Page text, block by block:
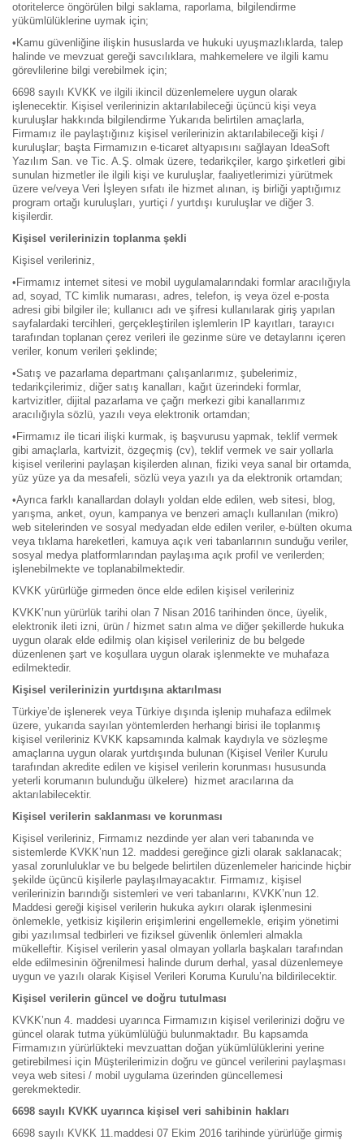
otoritelerce öngörülen bilgi saklama, raporlama, bilgilendirme
yükümlülüklerine uymak için;
• Kamu güvenliğine ilişkin hususlarda ve hukuki uyuşmazlıklarda, talep
halinde ve mevzuat gereği savcılıklara, mahkemelere ve ilgili kamu
görevlilerine bilgi verebilmek için;
6698 sayılı KVKK ve ilgili ikincil düzenlemelere uygun olarak
işlenecektir. Kişisel verilerinizin aktarılabileceği üçüncü kişi veya
kuruluşlar hakkında bilgilendirme Yukarıda belirtilen amaçlarla,
Firmamız ile paylaştığınız kişisel verilerinizin aktarılabileceği kişi /
kuruluşlar; başta Firmamızın e-ticaret altyapısını sağlayan IdeaSoft
Yazılım San. ve Tic. A.Ş. olmak üzere, tedarikçiler, kargo şirketleri gibi
sunulan hizmetler ile ilgili kişi ve kuruluşlar, faaliyetlerimizi yürütmek
üzere ve/veya Veri İşleyen sıfatı ile hizmet alınan, iş birliği yaptığımız
program ortağı kuruluşları, yurtiçi / yurtdışı kuruluşlar ve diğer 3.
kişilerdir.
Kişisel verilerinizin toplanma şekli
Kişisel verileriniz,
• Firmamız internet sitesi ve mobil uygulamalarındaki formlar aracılığıyla
ad, soyad, TC kimlik numarası, adres, telefon, iş veya özel e-posta
adresi gibi bilgiler ile; kullanıcı adı ve şifresi kullanılarak giriş yapılan
sayfalardaki tercihleri, gerçekleştirilen işlemlerin IP kayıtları, tarayıcı
tarafından toplanan çerez verileri ile gezinme süre ve detaylarını içeren
veriler, konum verileri şeklinde;
•Satış ve pazarlama departmanı çalışanlarımız, şubelerimiz,
tedarikçilerimiz, diğer satış kanalları, kağıt üzerindeki formlar,
kartvizitler, dijital pazarlama ve çağrı merkezi gibi kanallarımız
aracılığıyla sözlü, yazılı veya elektronik ortamdan;
• Firmamız ile ticari ilişki kurmak, iş başvurusu yapmak, teklif vermek
gibi amaçlarla, kartvizit, özgeçmiş (cv), teklif vermek ve sair yollarla
kişisel verilerini paylaşan kişilerden alınan, fiziki veya sanal bir ortamda,
yüz yüze ya da mesafeli, sözlü veya yazılı ya da elektronik ortamdan;
•Ayrıca farklı kanallardan dolaylı yoldan elde edilen, web sitesi, blog,
yarışma, anket, oyun, kampanya ve benzeri amaçlı kullanılan (mikro)
web sitelerinden ve sosyal medyadan elde edilen veriler, e-bülten okuma
veya tıklama hareketleri, kamuya açık veri tabanlarının sunduğu veriler,
sosyal medya platformlarından paylaşıma açık profil ve verilerden;
işlenebilmekte ve toplanabilmektedir.
KVKK yürürlüğe girmeden önce elde edilen kişisel verileriniz
KVKK’nun yürürlük tarihi olan 7 Nisan 2016 tarihinden önce, üyelik,
elektronik ileti izni, ürün / hizmet satın alma ve diğer şekillerde hukuka
uygun olarak elde edilmiş olan kişisel verileriniz de bu belgede
düzenlenen şart ve koşullara uygun olarak işlenmekte ve muhafaza
edilmektedir.
Kişisel verilerinizin yurtdışına aktarılması
Türkiye’de işlenerek veya Türkiye dışında işlenip muhafaza edilmek
üzere, yukarıda sayılan yöntemlerden herhangi birisi ile toplanmış
kişisel verileriniz KVKK kapsamında kalmak kaydıyla ve sözleşme
amaçlarına uygun olarak yurtdışında bulunan (Kişisel Veriler Kurulu
tarafından akredite edilen ve kişisel verilerin korunması hususunda
yeterli korumanın bulunduğu ülkelere) hizmet aracılarına da
aktarılabilecektir.
Kişisel verilerin saklanması ve korunması
Kişisel verileriniz, Firmamız nezdinde yer alan veri tabanında ve
sistemlerde KVKK’nun 12. maddesi gereğince gizli olarak saklanacak;
yasal zorunluluklar ve bu belgede belirtilen düzenlemeler haricinde hiçbir
şekilde üçüncü kişilerle paylaşılmayacaktır. Firmamız, kişisel
verilerinizin barındığı sistemleri ve veri tabanlarını, KVKK’nun 12.
Maddesi gereği kişisel verilerin hukuka aykırı olarak işlenmesini
önlemekle, yetkisiz kişilerin erişimlerini engellemekle, erişim yönetimi
gibi yazılımsal tedbirleri ve fiziksel güvenlik önlemleri almakla
mükelleftir. Kişisel verilerin yasal olmayan yollarla başkaları tarafından
elde edilmesinin öğrenilmesi halinde durum derhal, yasal düzenlemeye
uygun ve yazılı olarak Kişisel Verileri Koruma Kurulu’na bildirilecektir.
Kişisel verilerin güncel ve doğru tutulması
KVKK’nun 4. maddesi uyarınca Firmamızın kişisel verilerinizi doğru ve
güncel olarak tutma yükümlülüğü bulunmaktadır. Bu kapsamda
Firmamızın yürürlükteki mevzuattan doğan yükümlülüklerini yerine
getirebilmesi için Müşterilerimizin doğru ve güncel verilerini paylaşması
veya web sitesi / mobil uygulama üzerinden güncellemesi
gerekmektedir.
6698 sayılı KVKK uyarınca kişisel veri sahibinin hakları
6698 sayılı KVKK 11.maddesi 07 Ekim 2016 tarihinde yürürlüğe girmiş